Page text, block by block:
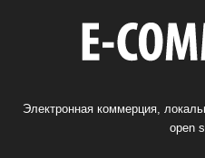
Электронная коммерция,
open